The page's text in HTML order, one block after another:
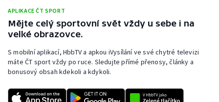
APLIKACE ČT SPORT
Mějte celý sportovní svět vždy u sebe i na
velké obrazovce.
S mobilní aplikací, HbbTV a apkou iVysílání ve své chytré televizi
máte ČT sport vždy po ruce. Sledujte přímé přenosy, články a
bonusový obsah kdekoli a kdykoli.